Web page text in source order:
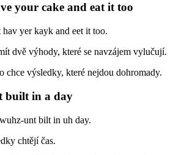
your cake and eat it too
yer kayk and eet it too.
dvě výhody, které se navzájem vylučují.
chce výsledky, které nejdou dohromady.
built in a day
unt bilt in uh day.
chtějí čas.